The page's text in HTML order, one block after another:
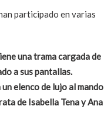
participado en varias
una trama cargada de
a sus pantallas.
unelenco de lujoal mando
de Isabella Tena y Ana